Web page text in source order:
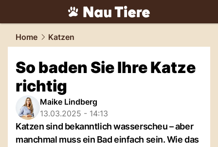
tiere.NAU.ch
Home Katzen
So baden Sie Ihre Katze
richtig
Maike Lindberg
13.03.2025 - 14:13
Katzen sind bekanntlich wasserscheu – aber
manchmal muss ein Bad einfach sein. Wie das